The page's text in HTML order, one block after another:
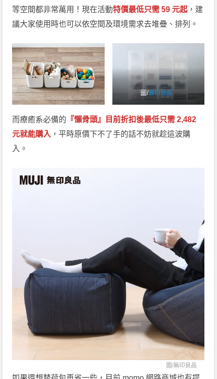
等空間都非常萬用！現在活動特價最低只需 59 元起 ，建
議大家使用時也可以依空間及環境需求去堆疊、排列。
圖/無印良品
而療癒系必備的 『懶骨頭』目前折扣後最低只需 2,482
元就能購入 ，平時原價下不了手的話不妨就趁這波購
入。
圖/無印良品